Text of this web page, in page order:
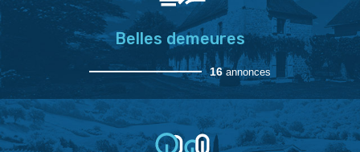
Belles demeures
16annonces